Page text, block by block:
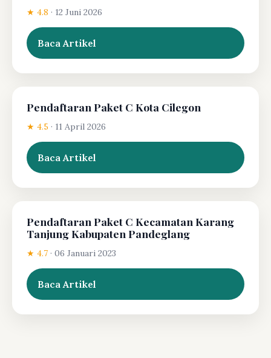
★ 4.8 · 12 Juni 2026
Baca Artikel
Pendaftaran Paket C Kota Cilegon
★ 4.5 · 11 April 2026
Baca Artikel
Pendaftaran Paket C Kecamatan Karang
Tanjung Kabupaten Pandeglang
★ 4.7 · 06 Januari 2023
Baca Artikel